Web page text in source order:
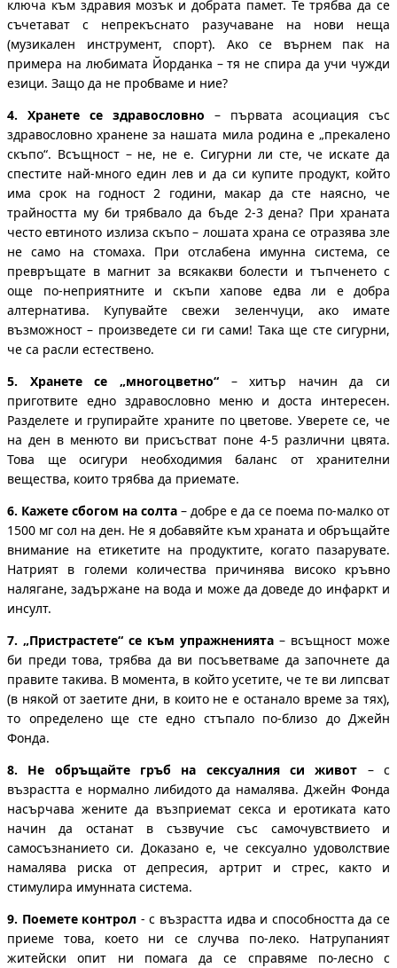
ключа към здравия мозък и добрата памет. Те трябва да се
съчетават с непрекъснато разучаване на нови неща
(музикален инструмент, спорт). Ако се върнем пак на
примера на любимата Йорданка – тя не спира да учи чужди
езици. Защо да не пробваме и ние?
4. Хранете се здравословно – първата асоциация със
здравословно хранене за нашата мила родина е „прекалено
скъпо“. Всъщност – не, не е. Сигурни ли сте, че искате да
спестите най-много един лев и да си купите продукт, който
има срок на годност 2 години, макар да сте наясно, че
трайността му би трябвало да бъде 2-3 дена? При храната
често евтиното излиза скъпо – лошата храна се отразява зле
не само на стомаха. При отслабена имунна система, се
превръщате в магнит за всякакви болести и тъпченето с
още по-неприятните и скъпи хапове едва ли е добра
алтернатива. Купувайте свежи зеленчуци, ако имате
възможност – произведете си ги сами! Така ще сте сигурни,
че са расли естествено.
5. Хранете се „многоцветно“– хитър начин да си
приготвите едно здравословно меню и доста интересен.
Разделете и групирайте храните по цветове. Уверете се, че
на ден в менюто ви присъстват поне 4-5 различни цвята.
Това ще осигури необходимия баланс от хранителни
вещества, които трябва да приемате.
6. Кажете сбогом на солта – добре е да се поема по-малко от
1500 мг сол на ден. Не я добавяйте към храната и обръщайте
внимание на етикетите на продуктите, когато пазарувате.
Натрият в големи количества причинява високо кръвно
налягане, задържане на вода и може да доведе до инфаркт и
инсулт.
7. „Пристрастете“ се към упражненията – всъщност може
би преди това, трябва да ви посъветваме да започнете да
правите такива. В момента, в който усетите, че те ви липсват
(в някой от заетите дни, в които не е останало време за тях),
то определено ще сте едно стъпало по-близо до Джейн
Фонда.
8. Не обръщайте гръб на сексуалния си живот – с
възрастта е нормално либидото да намалява. Джейн Фонда
насърчава жените да възприемат секса и еротиката като
начин да останат в съзвучие със самочувствието и
самосъзнанието си. Доказано е, че сексуално удоволствие
намалява риска от депресия, артрит и стрес, както и
стимулира имунната система.
9. Поемете контрол - с възрастта идва и способността да се
приеме това, което ни се случва по-леко. Натрупаният
житейски опит ни помага да се справяме по-лесно с